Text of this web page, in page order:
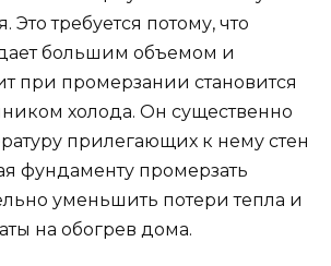
Это требуется потому, что
большим объемом и
при промерзании становится
холода. Он существенно
прилегающих к нему стен
фундаменту промерзать
уменьшить потери тепла и
на обогрев дома.